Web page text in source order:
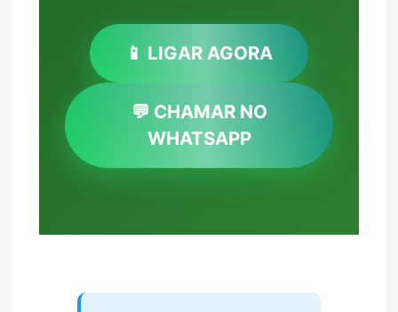
📱 LIGAR AGORA
💬 CHAMAR NO
WHATSAPP